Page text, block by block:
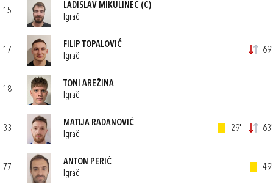
15
LADISLAV MIKULINEC (C)
Igrač
17
FILIP TOPALOVIĆ
Igrač
69'
18
TONI AREŽINA
Igrač
33
MATIJA RADANOVIĆ
Igrač
29' 63'
77
ANTON PERIĆ
Igrač
49'